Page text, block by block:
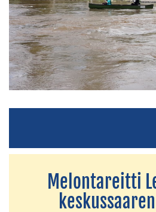
AJANKOHTAISTA
Melontareitti